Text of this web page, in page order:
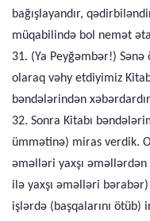
bağışlayandır,
müqabilində bol nemət
31. (Ya Peyğəmbər!)
olaraq vəhy etdiyimiz
bəndələrindən
32. Sonra Kitabı
ümmətinə) miras verdik.
əməlləri yaxşı
ilə yaxşı əməlləri
işlərdə (başqalarını ötüb)